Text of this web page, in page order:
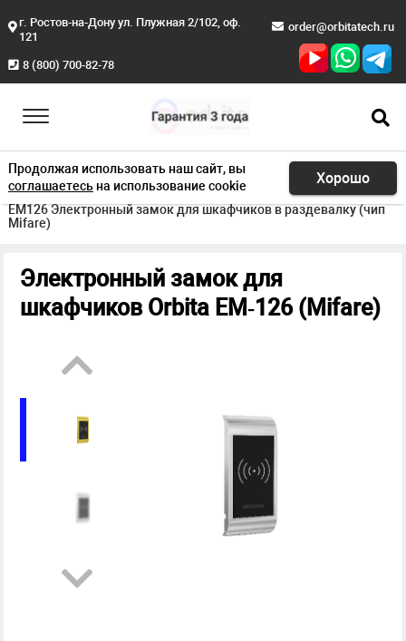
г. Ростов-на-Дону ул. Плужная 2/102, оф.
121
8 (800) 700-82-78
order@orbitatech.ru
Продолжая использовать наш сайт, вы
соглашаетесьна использование cookie Хорошо
Главная Продукция
Для фитнес зала
EM126 Электронный замок для шкафчиков в раздевалку (чип
Mifare)
Электронный замок для
шкафчиков Orbita EM‑126 (Mifare)